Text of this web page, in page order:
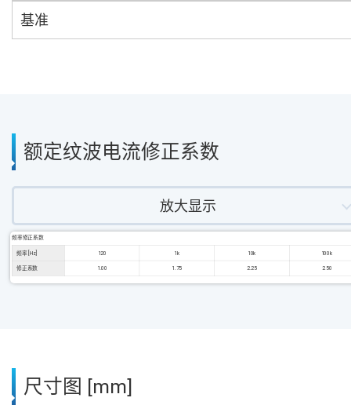
基准
额定纹波电流修正系数
放大显示
频率修正系数
频率 [Hz] 120 1k 10k 100k
修正系数 1.00 1.75 2.25 2.50
尺寸图 [mm]